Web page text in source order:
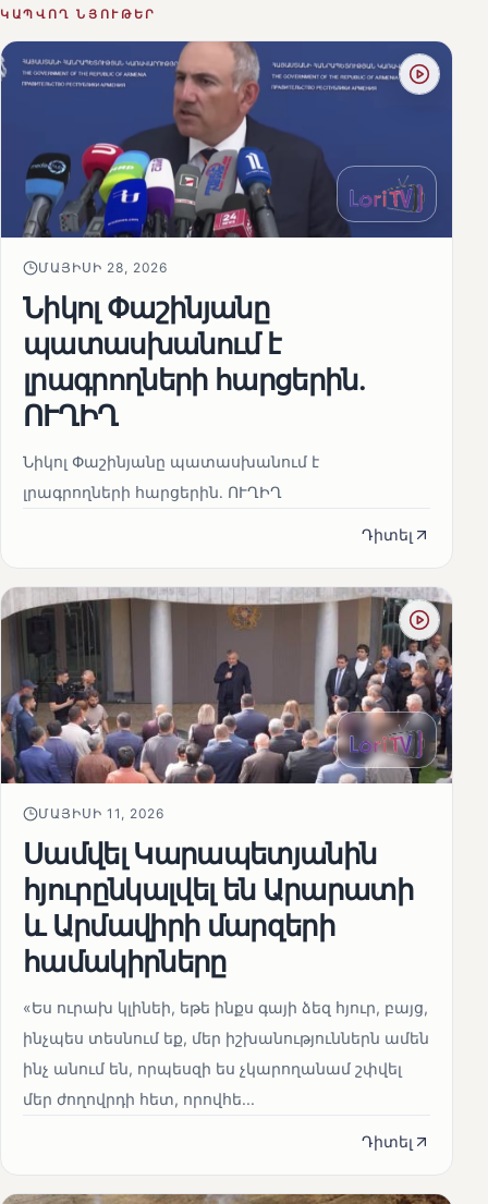
ԿԱՊՎՈՂ ՆՅՈՒԹԵՐ
ՄԱՅԻՍԻ 28, 2026
Նիկոլ Փաշինյանը
պատասխանում է
լրագրողների հարցերին․
ՈՒՂԻՂ
Նիկոլ Փաշինյանը պատասխանում է
լրագրողների հարցերին․ ՈՒՂԻՂ
Դիտել
ՄԱՅԻՍԻ 11, 2026
Սամվել Կարապետյանին
հյուրընկալվել են Արարատի
և Արմավիրի մարզերի
համակիրները
«Ես ուրախ կլինեի, եթե ինքս գայի ձեզ հյուր, բայց,
ինչպես տեսնում եք, մեր իշխանություններն ամեն
ինչ անում են, որպեսզի ես չկարողանամ շփվել
մեր ժողովրդի հետ, որովհե...
Դիտել